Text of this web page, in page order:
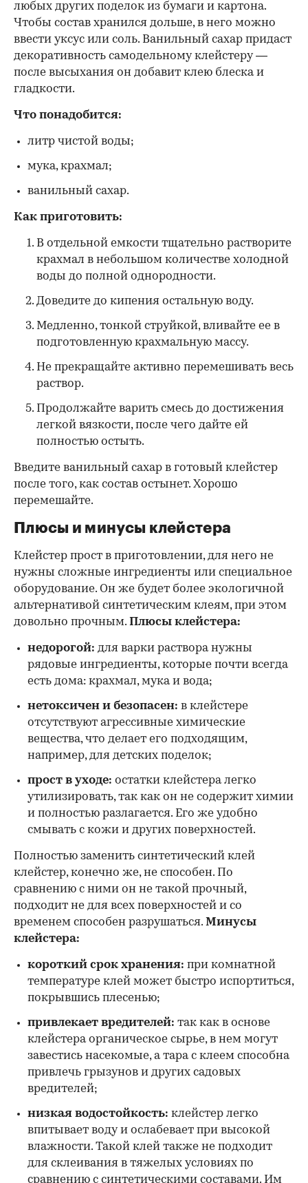
любых других поделок из бумаги и картона.
Чтобы состав хранился дольше, в него можно
ввести уксус или соль. Ванильный сахар придаст
декоративность самодельному клейстеру —
после высыхания он добавит клею блеска и
гладкости.
Что понадобится:
литр чистой воды;
мука, крахмал;
ванильный сахар.
Как приготовить:
В отдельной емкости тщательно растворите
крахмал в небольшом количестве холодной
воды до полной однородности.
Доведите до кипения остальную воду.
Медленно, тонкой струйкой, вливайте ее в
подготовленную крахмальную массу.
Не прекращайте активно перемешивать весь
раствор.
Продолжайте варить смесь до достижения
легкой вязкости, после чего дайте ей
полностью остыть.
Введите ванильный сахар в готовый клейстер
после того, как состав остынет. Хорошо
перемешайте.
Плюсы и минусы клейстера
Клейстер прост в приготовлении, для него не
нужны сложные ингредиенты или специальное
оборудование. Он же будет более экологичной
альтернативой синтетическим клеям, при этом
довольно прочным. Плюсы клейстера:
недорогой: для варки раствора нужны
рядовые ингредиенты, которые почти всегда
есть дома: крахмал, мука и вода;
нетоксичен и безопасен: в клейстере
отсутствуют агрессивные химические
вещества, что делает его подходящим,
например, для детских поделок;
прост в уходе: остатки клейстера легко
утилизировать, так как он не содержит химии
и полностью разлагается. Его же удобно
смывать с кожи и других поверхностей.
Полностью заменить синтетический клей
клейстер, конечно же, не способен. По
сравнению с ними он не такой прочный,
подходит не для всех поверхностей и со
временем способен разрушаться. Минусы
клейстера:
короткий срок хранения: при комнатной
температуре клей может быстро испортиться,
покрывшись плесенью;
привлекает вредителей: так как в основе
клейстера органическое сырье, в нем могут
завестись насекомые, а тара с клеем способна
привлечь грызунов и других садовых
вредителей;
низкая водостойкость: клейстер легко
впитывает воду и ослабевает при высокой
влажности. Такой клей также не подходит
для склеивания в тяжелых условиях по
сравнению с синтетическими составами. Им